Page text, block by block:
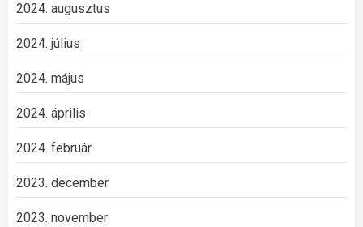
2024. augusztus
2024. július
2024. május
2024. április
2024. február
2023. december
2023. november